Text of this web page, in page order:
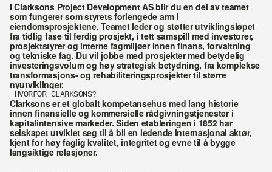
I Clarksons Project Development AS blir du en del av teamet
som fungerer som styrets forlengede arm i
eiendomsprosjektene. Teamet leder og støtter utviklingsløpet
fra tidlig fase til ferdig prosjekt, i tett samspill med investorer,
prosjektstyrer og interne fagmiljøer innen finans, forvaltning
og tekniske fag. Du vil jobbe med prosjekter med betydelig
investeringsvolum og høy strategisk betydning, fra komplekse
transformasjons- og rehabiliteringsprosjekter til større
nyutviklinger.
HVORFOR CLARKSONS?
Clarksons er et globalt kompetansehus med lang historie
innen finansielle og kommersielle rådgivningstjenester i
kapitalintensive markeder. Siden etableringen i 1852 har
selskapet utviklet seg til å bli en ledende internasjonal aktør,
kjent for høy faglig kvalitet, integritet og evne til å bygge
langsiktige relasjoner.